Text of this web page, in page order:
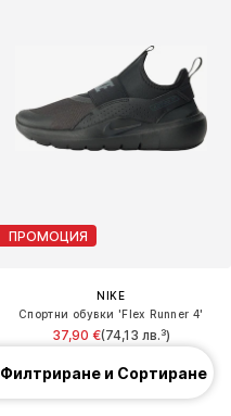
ПРОМОЦИЯ
NIKE
Спортни обувки 'Flex Runner 4'
37,90 €(74,13 лв.³)
Последна най-ниска цена:29,90 €
Филтриране и Сортиране